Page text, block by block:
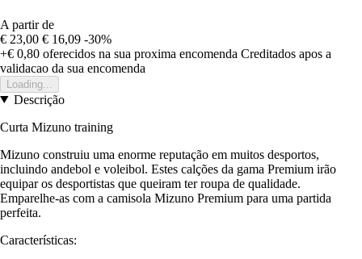
A partir de
€ 23,00 € 16,09 -30%
+€ 0,80 oferecidos na sua proxima encomenda Creditados apos a
validacao da sua encomenda
Loading...
Descrição
Curta Mizuno training
Mizuno construiu uma enorme reputação em muitos desportos,
incluindo andebol e voleibol. Estes calções da gama Premium irão
equipar os desportistas que queiram ter roupa de qualidade.
Emparelhe-as com a camisola Mizuno Premium para uma partida
perfeita.
Características: